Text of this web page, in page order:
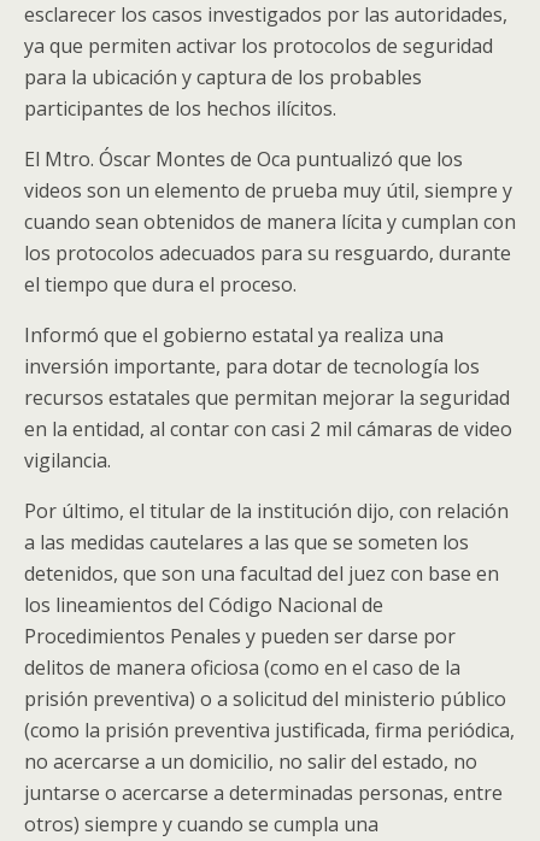
esclarecer los casos investigados por las autoridades,
ya que permiten activar los protocolos de seguridad
para la ubicación y captura de los probables
participantes de los hechos ilícitos.
El Mtro. Óscar Montes de Oca puntualizó que los
videos son un elemento de prueba muy útil, siempre y
cuando sean obtenidos de manera lícita y cumplan con
los protocolos adecuados para su resguardo, durante
el tiempo que dura el proceso.
Informó que el gobierno estatal ya realiza una
inversión importante, para dotar de tecnología los
recursos estatales que permitan mejorar la seguridad
en la entidad, al contar con casi 2 mil cámaras de video
vigilancia.
Por último, el titular de la institución dijo, con relación
a las medidas cautelares a las que se someten los
detenidos, que son una facultad del juez con base en
los lineamientos del Código Nacional de
Procedimientos Penales y pueden ser darse por
delitos de manera oficiosa (como en el caso de la
prisión preventiva) o a solicitud del ministerio público
(como la prisión preventiva justificada, firma periódica,
no acercarse a un domicilio, no salir del estado, no
juntarse o acercarse a determinadas personas, entre
otros) siempre y cuando se cumpla una